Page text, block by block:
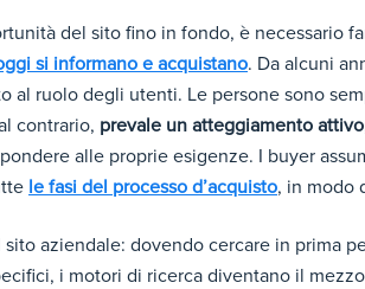
del sito fino in fondo, è necessario
si informano e acquistano. Da alcuni
al ruolo degli utenti. Le persone sono
contrario, prevale un atteggiamento attivo
alle proprie esigenze. I buyer
le fasi del processo d’acquisto, in modo
aziendale: dovendo cercare in prima
i motori di ricerca diventano il